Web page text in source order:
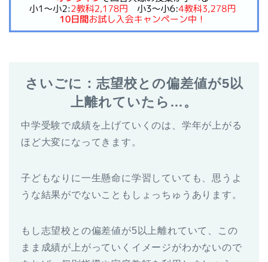
さいごに：志望校との偏差値が5以
上離れていたら…。
中学受験で成績を上げていくのは、学年が上がる
ほど大変になってきます。
子どもなりに一生懸命に学習していても、思うよ
うな結果がでないこともしょっちゅうあります。
もし志望校との偏差値が5以上離れていて、この
まま成績が上がっていくイメージがわかないので